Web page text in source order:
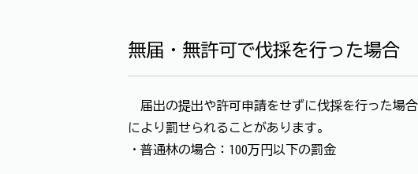
無届・無許可で伐採を行った場合
届出の提出や許可申請をせずに伐採を行った場
により罰せられることがあります。
・普通林の場合：100万円以下の罰金